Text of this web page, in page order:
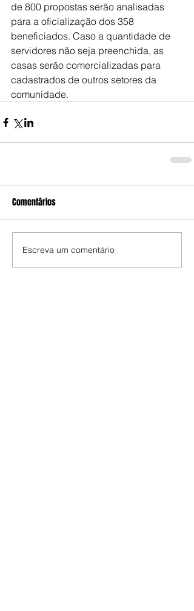
de 800 propostas serão analisadas
para a oficialização dos 358
beneficiados. Caso a quantidade de
servidores não seja preenchida, as
casas serão comercializadas para
cadastrados de outros setores da
comunidade.
Comentários
Escreva um comentário